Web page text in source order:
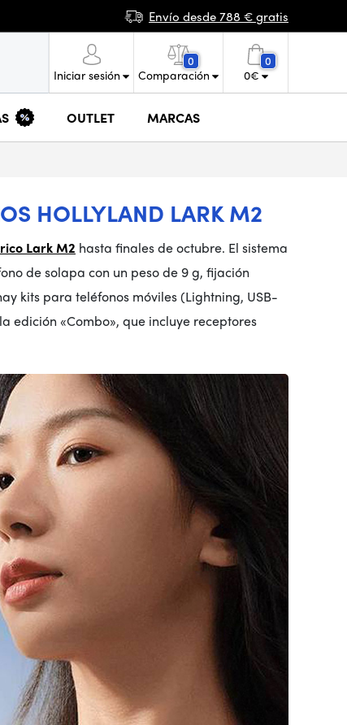
Envío desde 788 € gratis
Iniciar sesión
0
Comparación
0
0€
OUTLET MARCAS
HOLLYLAND LARK M2
Lark M2 hasta finales de octubre. El sistema
de solapa con un peso de 9 g, fijación
kits para teléfonos móviles (Lightning, USB-
edición «Combo», que incluye receptores